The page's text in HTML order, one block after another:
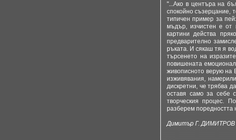
"...Ако в центъра на
спокойно съзерцание,
типичен пример за
мъдър, изчистен е от
картини действа
предварително
ръката. И сякаш тя я
търсенето на
повишената
живописното верую на
изживявания,
дискретни, че трябва
оставя само за себе
творческия процес.
разберем поредността
Димитър Г. ДИМИТРОВ